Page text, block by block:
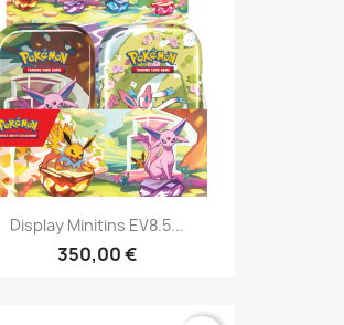
Display Minitins EV8.5...
350,00 €